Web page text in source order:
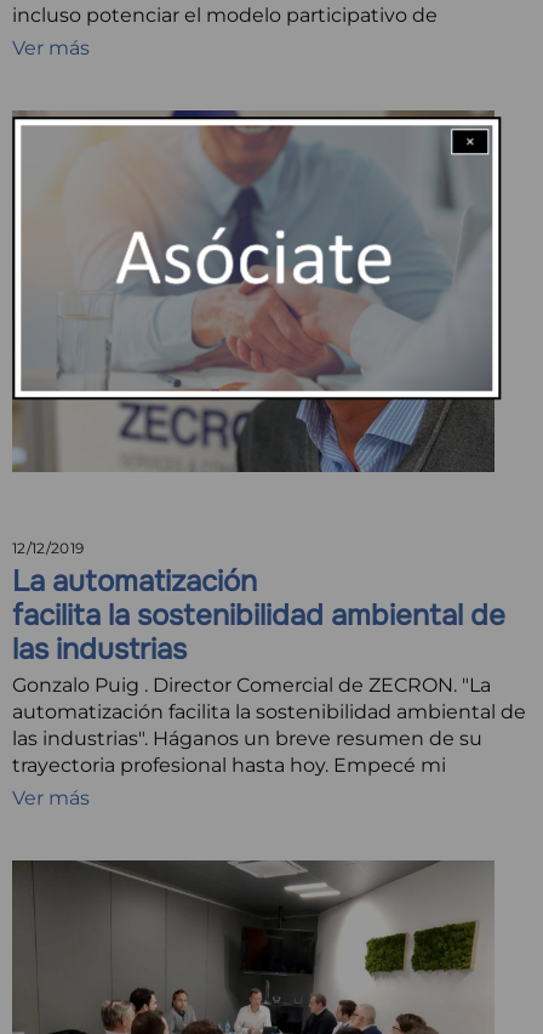
incluso potenciar el modelo participativo de
Ver más
12/12/2019
La automatización
facilita la sostenibilidad ambiental de
las industrias
Gonzalo Puig . Director Comercial de ZECRON. "La
automatización facilita la sostenibilidad ambiental de
las industrias". Háganos un breve resumen de su
trayectoria profesional hasta hoy. Empecé mi
Ver más
×